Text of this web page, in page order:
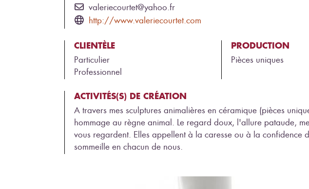
valeriecourtet@yahoo.fr
http://www.valeriecourtet.com
CLIENTÈLE
Particulier
Professionnel
PRODUCTION
Pièces uniques
ACTIVITÉS(S) DE CRÉATION
A travers mes sculptures animalières en céramique (pièces
hommage au règne animal. Le regard doux, l'allure pataude,
vous regardent. Elles appellent à la caresse ou à la confidence
sommeille en chacun de nous.